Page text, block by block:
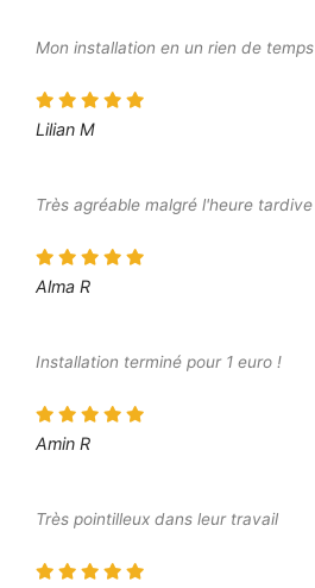
Mon installation en un rien de temps
Lilian M
Très agréable malgré l'heure tardive
Alma R
Installation terminé pour 1 euro !
Amin R
Très pointilleux dans leur travail